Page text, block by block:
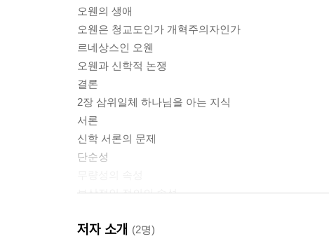
오웬의 생애
오웬은 청교도인가 개혁주의자인가
르네상스인 오웬
오웬과 신학적 논쟁
결론
2장 삼위일체 하나님을 아는 지식
서론
신학 서론의 문제
단순성
보상적인 정의의 속성
그리스도의 신격
저자 소개 (2명)